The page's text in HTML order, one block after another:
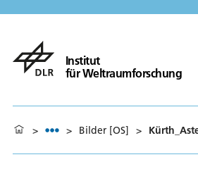
Institut
für Weltraumforschung
> > Bilder [OS] >